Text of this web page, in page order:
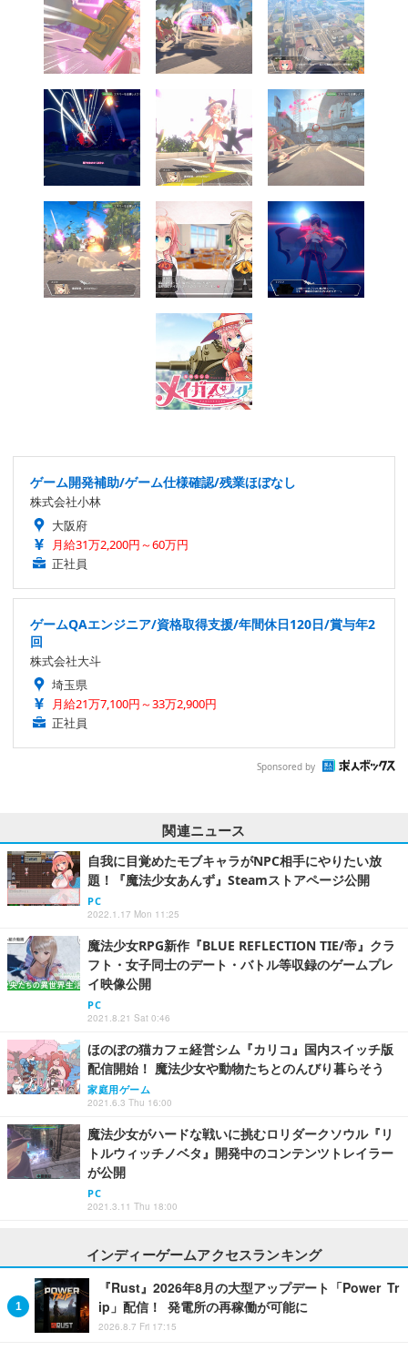
ゲーム開発補助/ゲーム仕様確認/残業ほぼなし
株式会社小林
大阪府
月給31万2,200円～60万円
正社員
ゲームQAエンジニア/資格取得支援/年間休日120日/賞与年2
回
株式会社大斗
埼玉県
月給21万7,100円～33万2,900円
正社員
Sponsored by
関連ニュース
自我に目覚めたモブキャラがNPC相手にやりたい放
題！『魔法少女あんず』Steamストアページ公開
PC
2022.1.17 Mon 11:25
魔法少女RPG新作『BLUE REFLECTION TIE/帝』クラ
フト・女子同士のデート・バトル等収録のゲームプレ
イ映像公開
PC
2021.8.21 Sat 0:46
ほのぼの猫カフェ経営シム『カリコ』国内スイッチ版
配信開始！ 魔法少女や動物たちとのんびり暮らそう
家庭用ゲーム
2021.6.3 Thu 16:00
魔法少女がハードな戦いに挑むロリダークソウル『リ
トルウィッチノベタ』開発中のコンテンツトレイラー
が公開
PC
2021.3.11 Thu 18:00
インディーゲームアクセスランキング
『Rust』2026年8月の大型アップデート「Power Tr
ip」配信！ 発電所の再稼働が可能に
2026.8.7 Fri 17:15